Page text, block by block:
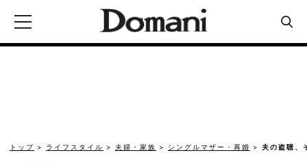
トップ ライフスタイル 夫婦・家族 シングルマザー・再婚 夫の盗聴、